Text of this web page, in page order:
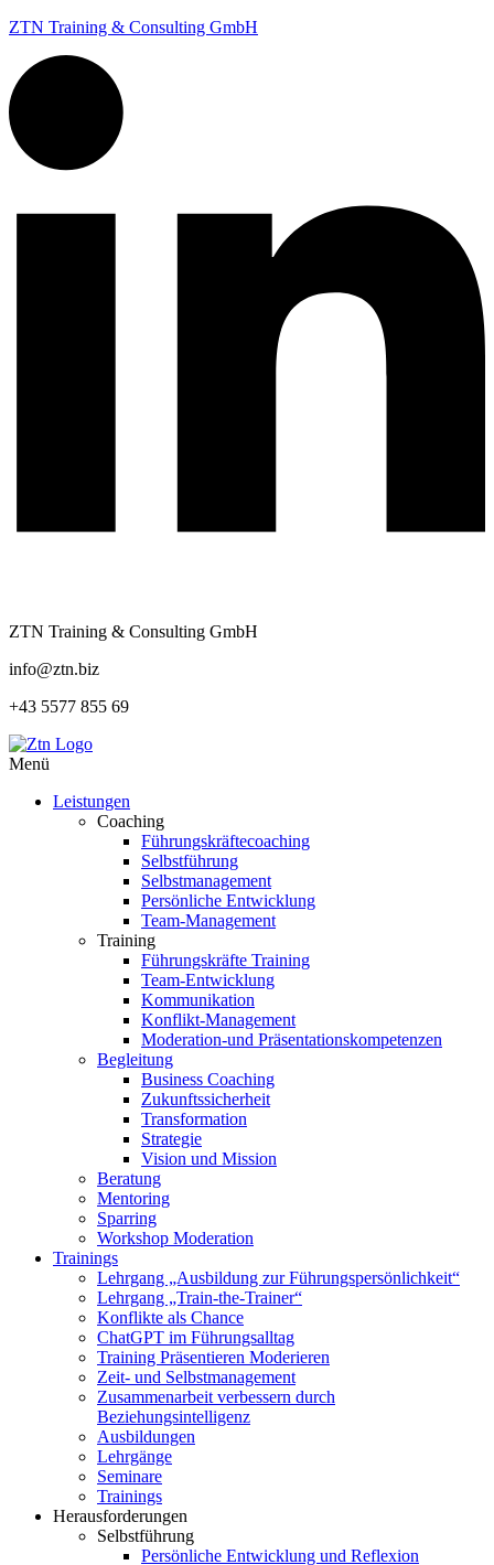
ZTN Training & Consulting GmbH
ZTN Training & Consulting GmbH
info@ztn.biz
+43 5577 855 69
Menü
Leistungen
Coaching
Führungskräftecoaching
Selbstführung
Selbstmanagement
Persönliche Entwicklung
Team-Management
Training
Führungskräfte Training
Team-Entwicklung
Kommunikation
Konflikt-Management
Moderation-und Präsentationskompetenzen
Begleitung
Business Coaching
Zukunftssicherheit
Transformation
Strategie
Vision und Mission
Beratung
Mentoring
Sparring
Workshop Moderation
Trainings
Lehrgang „Ausbildung zur Führungspersönlichkeit“
Lehrgang „Train-the-Trainer“
Konflikte als Chance
ChatGPT im Führungsalltag
Training Präsentieren Moderieren
Zeit- und Selbstmanagement
Zusammenarbeit verbessern durch
Beziehungsintelligenz
Ausbildungen
Lehrgänge
Seminare
Trainings
Herausforderungen
Selbstführung
Persönliche Entwicklung und Reflexion